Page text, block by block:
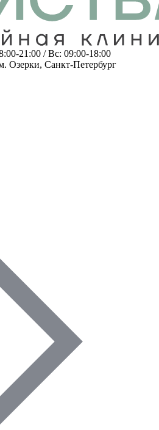
21:00 / Вс: 09:00-18:00
Озерки, Санкт-Петербург